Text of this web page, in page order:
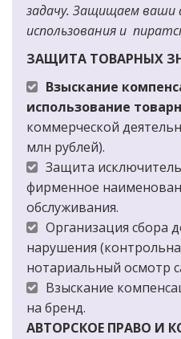
задачу. Защищаем ваши
использования и
ЗАЩИТА ТОВАРНЫХ
Взыскание
использование
коммерческой
млн рублей).
Защита
фирменное
обслуживания.
Организация сбора
нарушения
нотариальный осмотр
Взыскание
на бренд.
АВТОРСКОЕ ПРАВО И